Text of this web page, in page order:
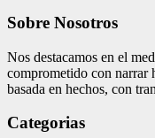
Sobre Nosotros
Nos destacamos en el
comprometido con narrar
basada en hechos, con
Categorias